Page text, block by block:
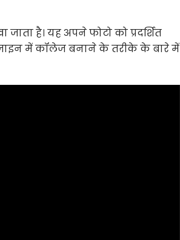
है। यह अपने फोटो को प्रदर्शित
में कॉलेज बनाने के तरीके के बारे में